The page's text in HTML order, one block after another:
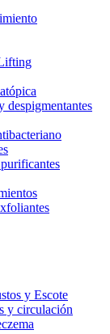
despigmentantes
y Escote
y circulación